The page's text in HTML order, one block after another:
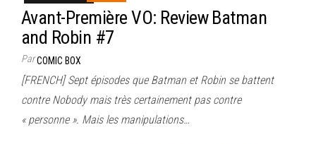
Avant-Première VO: Review Batman
and Robin #7
ParCOMIC BOX
[FRENCH] Sept épisodes que Batman et Robin se battent
contre Nobody mais très certainement pas contre
« personne ». Mais les manipulations…